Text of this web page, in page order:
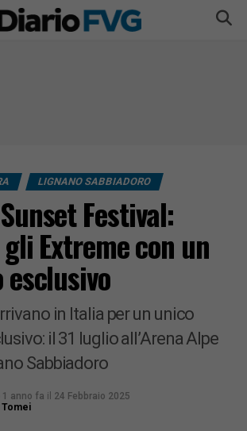
LIGNANO SABBIADORO
Festival:
Extreme con un
in Italia per un unico
il 31 luglio all’Arena Alpe
Sabbiadoro
1 anno fa il 24 Febbraio 2025
Tomei